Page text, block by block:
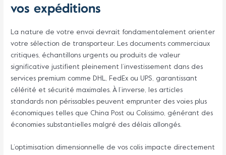
vos expéditions
La nature de votre envoi devrait fondamentalement orienter
votre sélection de transporteur. Les documents commerciaux
critiques, échantillons urgents ou produits de valeur
significative justifient pleinement l’investissement dans des
services premium comme DHL, FedEx ou UPS, garantissant
célérité et sécurité maximales. À l’inverse, les articles
standards non périssables peuvent emprunter des voies plus
économiques telles que China Post ou Colissimo, générant des
économies substantielles malgré des délais allongés.
L’optimisation dimensionnelle de vos colis impacte directement